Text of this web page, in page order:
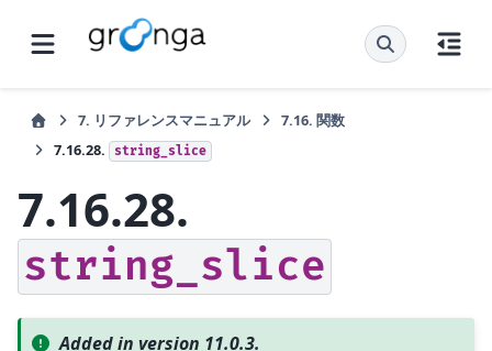
7. リファレンスマニュアル 7.16. 関数
7.16.28.
string_slice
7.16.28.
string_slice
Added in version 11.0.3.